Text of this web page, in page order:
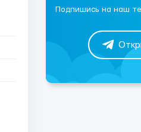
Подпишись на наш